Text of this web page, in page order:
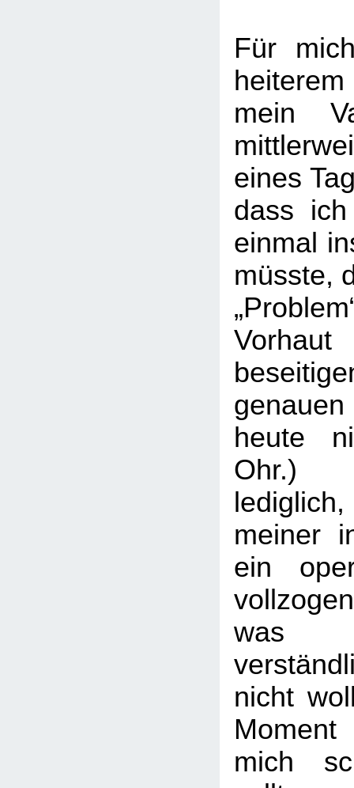
Für
mein
eines
dass
einmal
müsste,
heute
Ohr.)
meiner
ein
nicht
mich